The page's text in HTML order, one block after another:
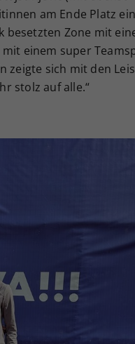
am Ende Platz
besetzten Zone mit
mit einem super
zeigte sich mit den
stolz auf alle.“